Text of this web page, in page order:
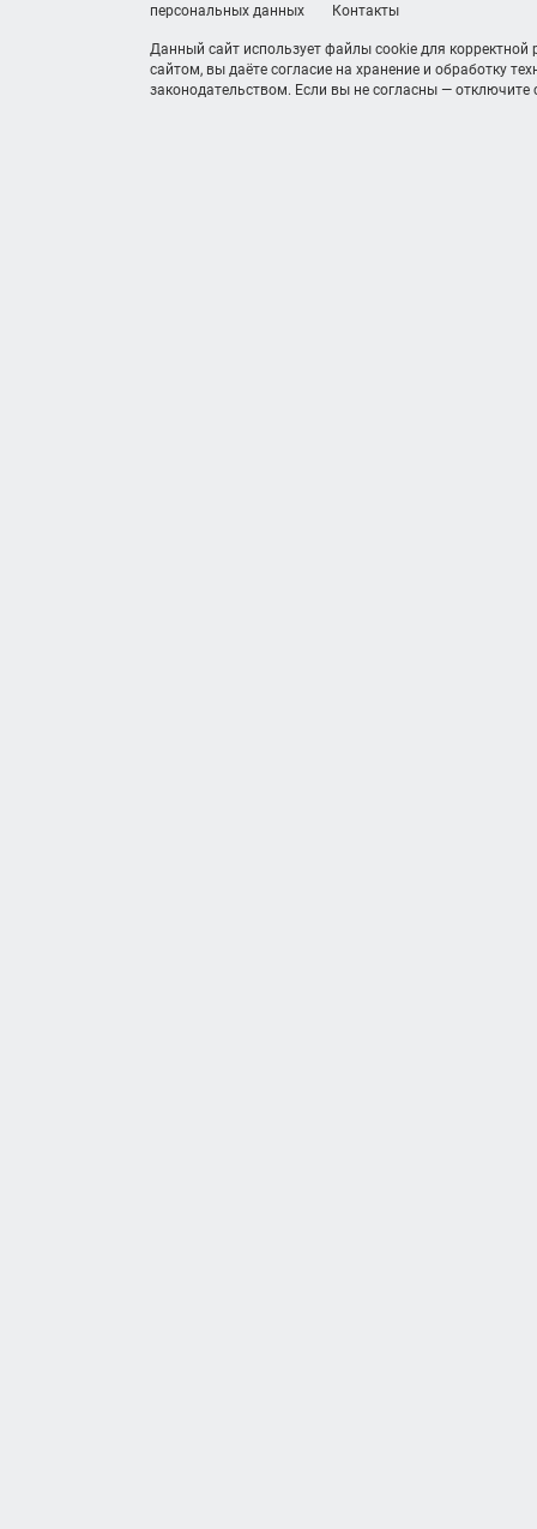
персональных данных Контакты
Данный сайт использует файлы cookie для
сайтом, вы даёте согласие на хранение и обработку
законодательством. Если вы не согласны — отключите